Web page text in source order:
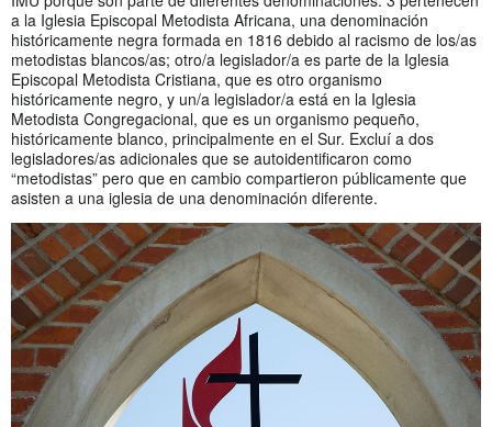
a la Iglesia Episcopal Metodista Africana, una denominación
históricamente negra formada en 1816 debido al racismo de los/as
metodistas blancos/as; otro/a legislador/a es parte de la Iglesia
Episcopal Metodista Cristiana, que es otro organismo
históricamente negro, y un/a legislador/a está en la Iglesia
Metodista Congregacional, que es un organismo pequeño,
históricamente blanco, principalmente en el Sur. Excluí a dos
legisladores/as adicionales que se autoidentificaron como
“metodistas” pero que en cambio compartieron públicamente que
asisten a una iglesia de una denominación diferente.